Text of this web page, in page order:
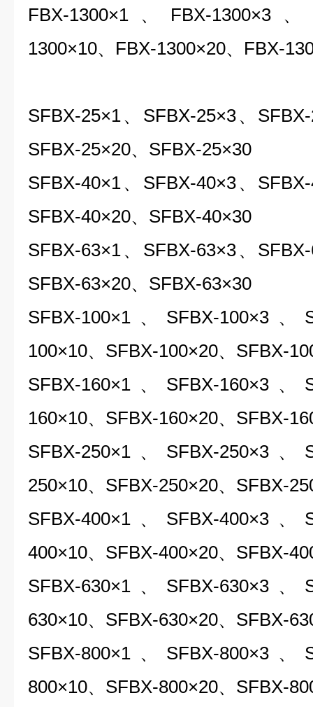
FBX-1300×1、FBX-1300×3
1300×10、FBX-1300×20、FBX-
SFBX-25×1、SFBX-25×3、
SFBX-25×20、SFBX-25×30
SFBX-40×1、SFBX-40×3、
SFBX-40×20、SFBX-40×30
SFBX-63×1、SFBX-63×3、
SFBX-63×20、SFBX-63×30
SFBX-100×1、SFBX-100×3、
100×10、SFBX-100×20、SFBX-
SFBX-160×1、SFBX-160×3、
160×10、SFBX-160×20、SFBX-
SFBX-250×1、SFBX-250×3、
250×10、SFBX-250×20、SFBX-
SFBX-400×1、SFBX-400×3、
400×10、SFBX-400×20、SFBX-
SFBX-630×1、SFBX-630×3、
630×10、SFBX-630×20、SFBX-
SFBX-800×1、SFBX-800×3、
800×10、SFBX-800×20、SFBX-